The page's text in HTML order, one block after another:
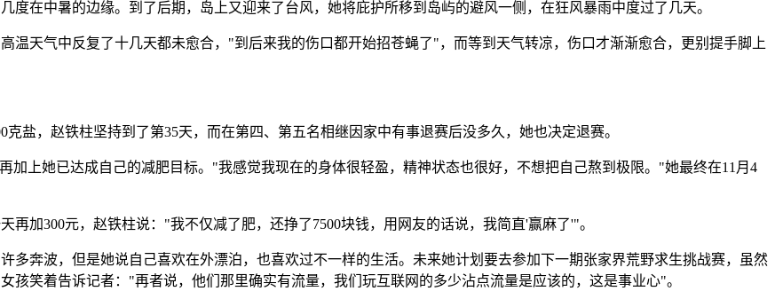
度在中暑的边缘。到了后期，岛上又迎来了台风，她将庇护所移到岛屿的避风一侧，在狂风暴雨中度过了几天。
温天气中反复了十几天都未愈合，"到后来我的伤口都开始招苍蝇了"，而等到天气转凉，伤口才渐渐愈合，更别提手脚上
盐，赵铁柱坚持到了第35天，而在第四、第五名相继因家中有事退赛后没多久，她也决定退赛。
上她已达成自己的减肥目标。"我感觉我现在的身体很轻盈，精神状态也很好，不想把自己熬到极限。"她最终在11月4
再加300元，赵铁柱说："我不仅减了肥，还挣了7500块钱，用网友的话说，我简直'赢麻了'"。
奔波，但是她说自己喜欢在外漂泊，也喜欢过不一样的生活。未来她计划要去参加下一期张家界荒野求生挑战赛，虽然
孩笑着告诉记者："再者说，他们那里确实有流量，我们玩互联网的多少沾点流量是应该的，这是事业心"。